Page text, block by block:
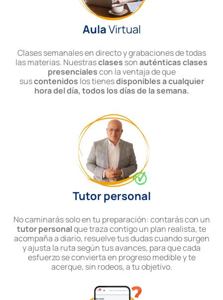
AulaVirtual
Clases semanales en directo y grabaciones de todas
las materias. Nuestrasclases sonauténticas clases
presencialescon la ventaja de que
suscontenidos los tienesdisponibles a cualquier
hora del día, todos los días de la semana.
Tutor personal
No caminarás solo en tu preparación: contarás con un
tutor personalque traza contigo un plan realista, te
acompaña a diario, resuelve tus dudas cuando surgen
y ajusta la ruta según tus avances, para que cada
esfuerzo se convierta en progreso medible y te
acerque, sin rodeos, a tu objetivo.